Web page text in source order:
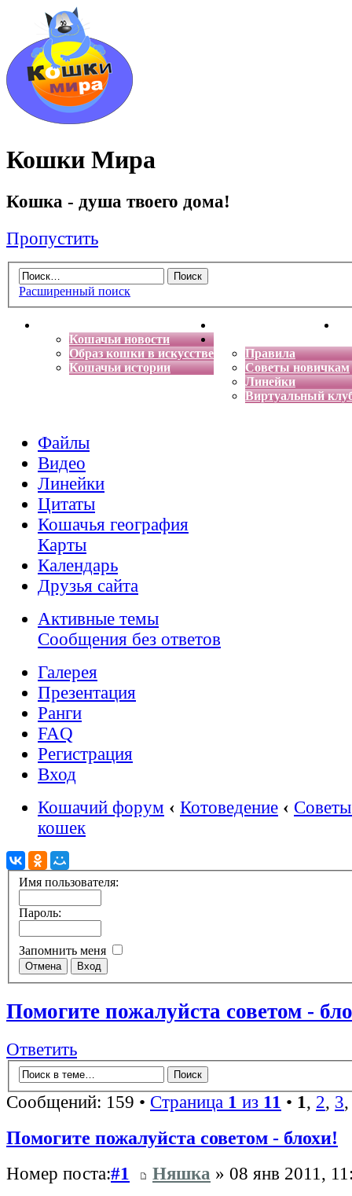
Кошки Мира
Кошка - душа твоего дома!
Пропустить
Расширенный поиск
Кошачьи новости
Образ кошки в искусстве
Кошачьи истории
Энциклопедия кошек
Правила
Советы новичкам
Линейки
Виртуальный
Файлы
Видео
Линейки
Цитаты
Кошачья география
Карты
Календарь
Друзья сайта
Активные темы
Сообщения без ответов
Галерея
Презентация
Ранги
FAQ
Регистрация
Вход
Кошачий форум ‹ Котоведение ‹
кошек
Имя пользователя:
Пароль:
Запомнить меня
Помогите пожалуйста советом -
Ответить
Сообщений: 159 • Страница 1 из 11 • 1, 2, 3
Помогите пожалуйста советом - блохи!
Номер поста:#1 Няшка » 08 янв 2011,